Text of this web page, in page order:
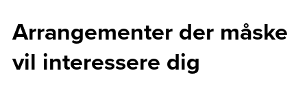
Arrangementer der måske
vil interessere dig